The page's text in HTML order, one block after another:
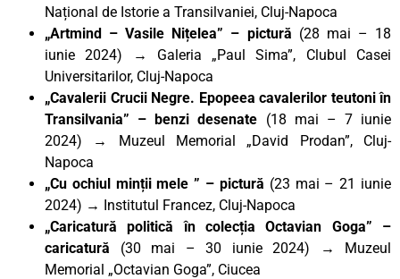
Național de Istorie a Transilvaniei, Cluj-Napoca
„Artmind – Vasile Nițelea” – pictură (28 mai – 18
iunie 2024) → Galeria „Paul Sima”, Clubul Casei
Universitarilor, Cluj-Napoca
„Cavalerii Crucii Negre. Epopeea cavalerilor teutoni în
Transilvania” – benzi desenate (18 mai – 7 iunie
2024) → Muzeul Memorial „David Prodan”, Cluj-
Napoca
„Cu ochiul minții mele ” – pictură (23 mai – 21 iunie
2024) → Institutul Francez, Cluj-Napoca
„Caricatură politică în colecția Octavian Goga” –
caricatură (30 mai – 30 iunie 2024) → Muzeul
Memorial „Octavian Goga”, Ciucea